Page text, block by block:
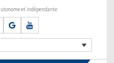
et indépendante